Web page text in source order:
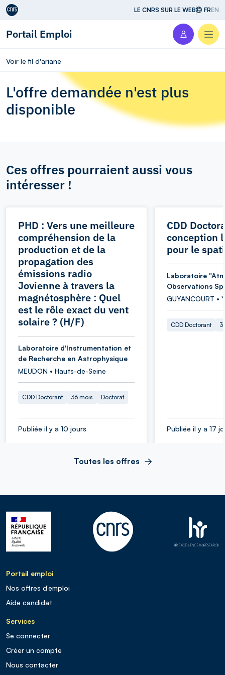
Aller au contenu LE CNRS SUR LE WEB FREN
Portail Emploi
Voir le fil d'ariane
L'offre demandée n'est plus
disponible
Ces offres pourraient aussi vous
intéresser !
PHD : Vers une meilleure
compréhension de la
production et de la
propagation des
émissions radio
Jovienne à travers la
magnétosphère : Quel
est le rôle exact du vent
solaire ? (H/F)
Laboratoire d'Instrumentation et
de Recherche en Astrophysique
MEUDON • Hauts-de-Seine
CDD Doctorant 36 mois Doctorat
Publiée il y a 10 jours
CDD
conception
pour le
Laboratoire
Observations
GUYANCOURT •
CDD Doctorant
Publiée il y a 17
Toutes les offres
Portail emploi
Nos offres d’emploi
Aide candidat
Services
Se connecter
Créer un compte
Nous contacter